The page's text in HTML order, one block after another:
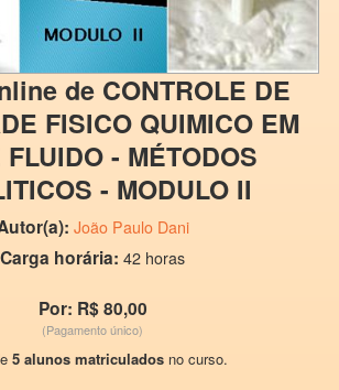
de CONTROLE DE
FISICO QUIMICO EM
- MÉTODOS
- MODULO II
João Paulo Dani
Carga horária: 42 horas
Por: R$ 80,00
(Pagamento único)
5 alunos matriculados no curso.